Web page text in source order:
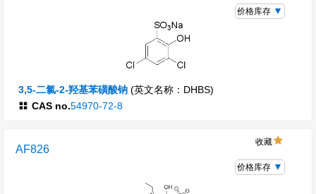
3,5-二氯-2-羟基苯磺酸钠 (英文名称：DHBS)
CAS no.54970-72-8
价格库存
AF826
收藏
价格库存